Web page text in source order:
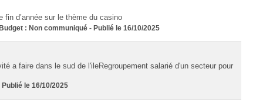
fin d’année sur le thème du casino
: Non communiqué - Publié le 16/10/2025
a faire dans le sud de l'ileRegroupement salarié d'un secteur pour
le 16/10/2025